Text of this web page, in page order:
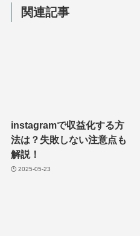
関連記事
instagramで収益化する方
法は？失敗しない注意点も
解説！
2025-05-23